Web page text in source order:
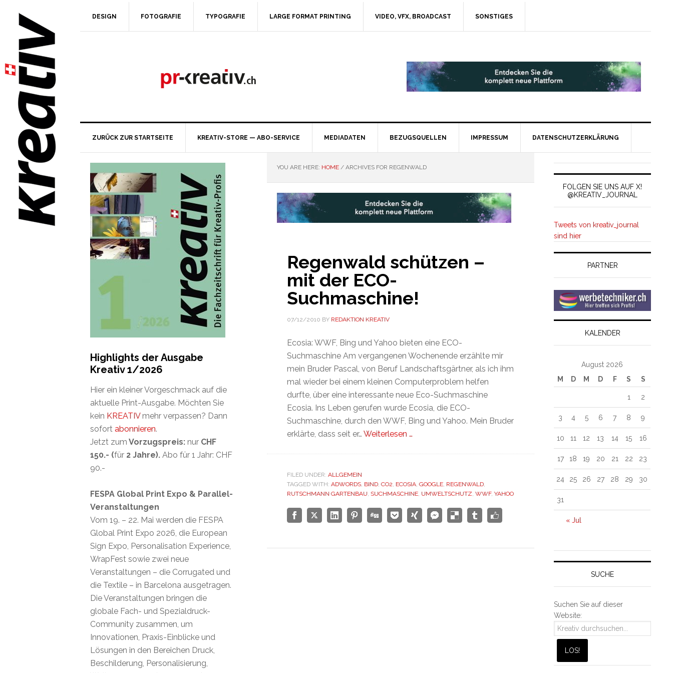
DESIGN FOTOGRAFIE TYPOGRAFIE LARGE FORMAT PRINTING VIDEO, VFX, BROADCAST SONSTIGES
ZURÜCK ZUR STARTSEITE KREATIV-STORE — ABO-SERVICE MEDIADATEN BEZUGSQUELLEN IMPRESSUM DATENSCHUTZERKLÄRUNG
YOU ARE HERE: HOME /ARCHIVES FOR REGENWALD
Regenwald schützen –
mit der ECO-
Suchmaschine!
07/12/2010 BY REDAKTION KREATIV
Ecosia: WWF, Bing und Yahoo bieten eine ECO-
Suchmaschine Am vergangenen Wochenende erzählte mir
mein Bruder Pascal, von Beruf Landschaftsgärtner, als ich ihm
mal wieder bei einem kleinen Computerproblem helfen
durfte, über eine interessante neue Eco-Suchmaschine
Ecosia. Ins Leben gerufen wurde Ecosia, die ECO-
Suchmaschine, durch den WWF, Bing und Yahoo. Mein Bruder
erklärte, dass seit er… Weiterlesen …
FILED UNDER: ALLGEMEIN
TAGGED WITH: ADWORDS, BIND, CO2, ECOSIA, GOOGLE, REGENWALD,
RUTSCHMANN GARTENBAU, SUCHMASCHINE, UMWELTSCHUTZ, WWF, YAHOO
FOLGEN SIE UNS AUF X!
@KREATIV_JOURNAL
Tweets von kreativ_journal
sind hier
PARTNER
KALENDER
August 2026
M
D M D F S S
« Jul
1 2
3 4 5 6 7 8 9
10 11 12 13 14 15 16
17 18 19 20 21 22 23
24 25 26 27 28 29 30
31
SUCHE
Suchen Sie auf dieser
Website:
Highlights der Ausgabe
Kreativ 1/2026
Hier ein kleiner Vorgeschmack auf die
aktuelle Print-Ausgabe. Möchten Sie
kein KREATIVmehr verpassen? Dann
sofort abonnieren.
Jetzt zum Vorzugspreis: nur CHF
150.- (für 2 Jahre). Abo für 1 Jahr: CHF
90.-
FESPA Global Print Expo & Parallel-
Veranstaltungen
Vom 19. – 22. Mai werden die FESPA
Global Print Expo 2026, die European
Sign Expo, Personalisation Experience,
WrapFest sowie zwei neue
Veranstaltungen – die Corrugated und
die Textile – in Barcelona ausgetragen.
Die Veranstaltungen bringen die
globale Fach- und Spezialdruck-
Community zusammen, um
Innovationen, Praxis-Einblicke und
Lösungen in den Bereichen Druck,
Beschilderung, Personalisierung,